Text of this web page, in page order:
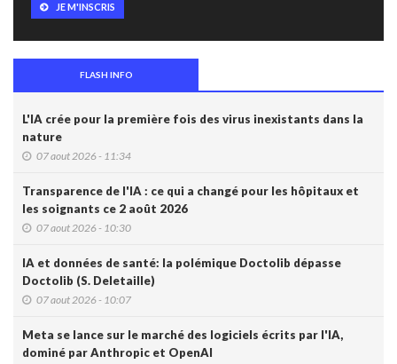
JE M'INSCRIS
FLASH INFO
L'IA crée pour la première fois des virus inexistants dans la
nature
07 aout 2026 - 11:34
Transparence de l'IA : ce qui a changé pour les hôpitaux et
les soignants ce 2 août 2026
07 aout 2026 - 10:30
IA et données de santé: la polémique Doctolib dépasse
Doctolib (S. Deletaille)
07 aout 2026 - 10:07
Meta se lance sur le marché des logiciels écrits par l'IA,
dominé par Anthropic et OpenAI